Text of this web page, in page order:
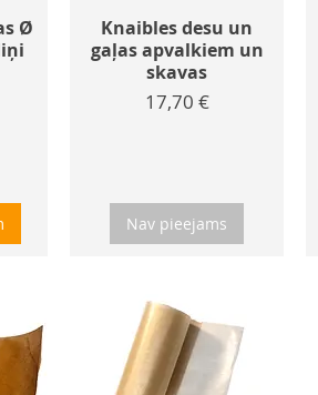
Ø
Knaibles desu un
gaļas apvalkiem un
skavas
Cena
17,70 €
Nav pieejams